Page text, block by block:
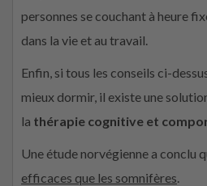
personnes se couchant à heure
dans la vie et au travail.
Enfin, si tous les conseils ci-
mieux dormir, il existe une
la thérapie cognitive et
Une étude norvégienne a conclu
efficaces que les somnifères